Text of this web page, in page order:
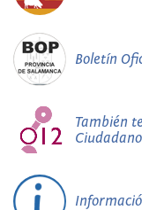
Boletín
También
Ciudadano